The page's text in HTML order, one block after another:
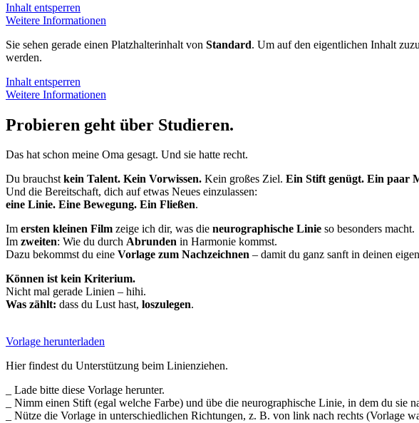
Inhalt entsperren
Weitere Informationen
Sie sehen gerade einen Platzhalterinhalt von Standard. Um auf den eigentlichen Inhalt
werden.
Inhalt entsperren
Weitere Informationen
Probieren geht über Studieren.
Das hat schon meine Oma gesagt. Und sie hatte recht.
Du brauchstkein Talent. Kein Vorwissen. Kein großes Ziel. Ein Stift genügt. Ein paar
Und die Bereitschaft, dich auf etwas Neues einzulassen:
eine Linie. Eine Bewegung. Ein Fließen.
Im ersten kleinen Film zeige ich dir, was die neurographische Linie so besonders macht.
Im zweiten: Wie du durch Abrunden in Harmonie kommst.
Dazu bekommst du eine Vorlage zum Nachzeichnen – damit du ganz sanft in deinen
Können ist kein Kriterium.
Nicht mal gerade Linien – hihi.
Was zählt: dass du Lust hast, loszulegen.
Vorlage herunterladen
Hier findest du Unterstützung beim Linienziehen.
_ Lade bitte diese Vorlage herunter.
_ Nimm einen Stift (egal welche Farbe) und übe die neurographische Linie, in dem du sie
_ Nütze die Vorlage in unterschiedlichen Richtungen, z. B. von link nach rechts (Vorlage